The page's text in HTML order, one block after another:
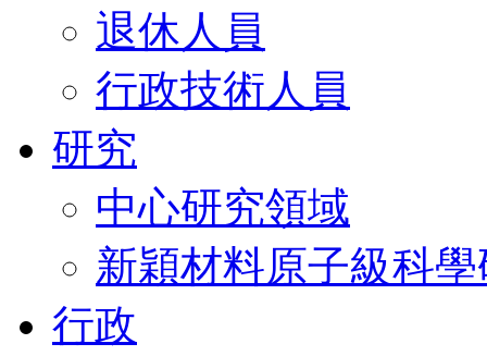
退休人員
行政技術人員
研究
中心研究領域
新穎材料原子級科
行政